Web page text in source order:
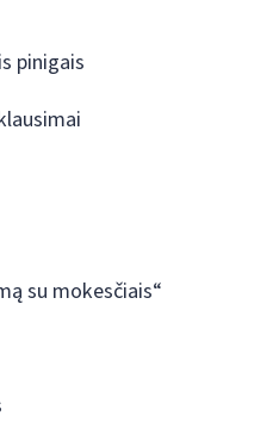
pinigais
su mokesčiais“